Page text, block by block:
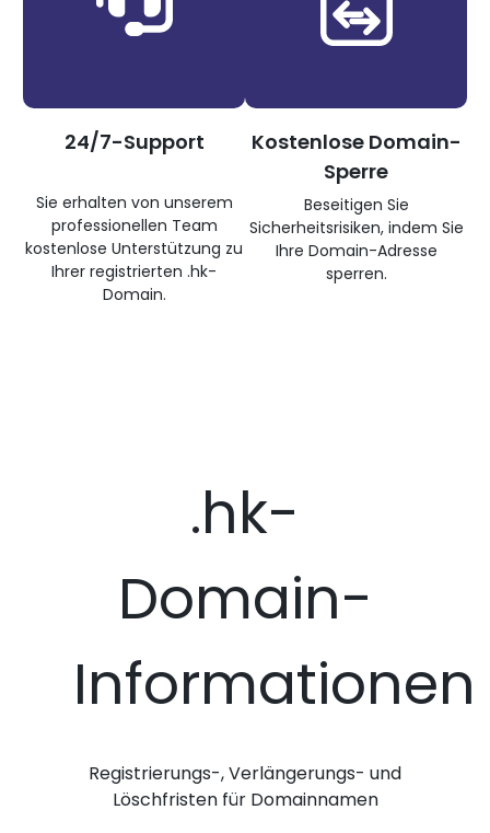
24/7-Support
Sie erhalten von unserem
professionellen Team
kostenlose Unterstützung zu
Ihrer registrierten .hk-
Domain.
Kostenlose Domain-
Sperre
Beseitigen Sie
Sicherheitsrisiken, indem Sie
Ihre Domain-Adresse
sperren.
.hk-
Domain-
Informationen
Registrierungs-, Verlängerungs- und
Löschfristen für Domainnamen